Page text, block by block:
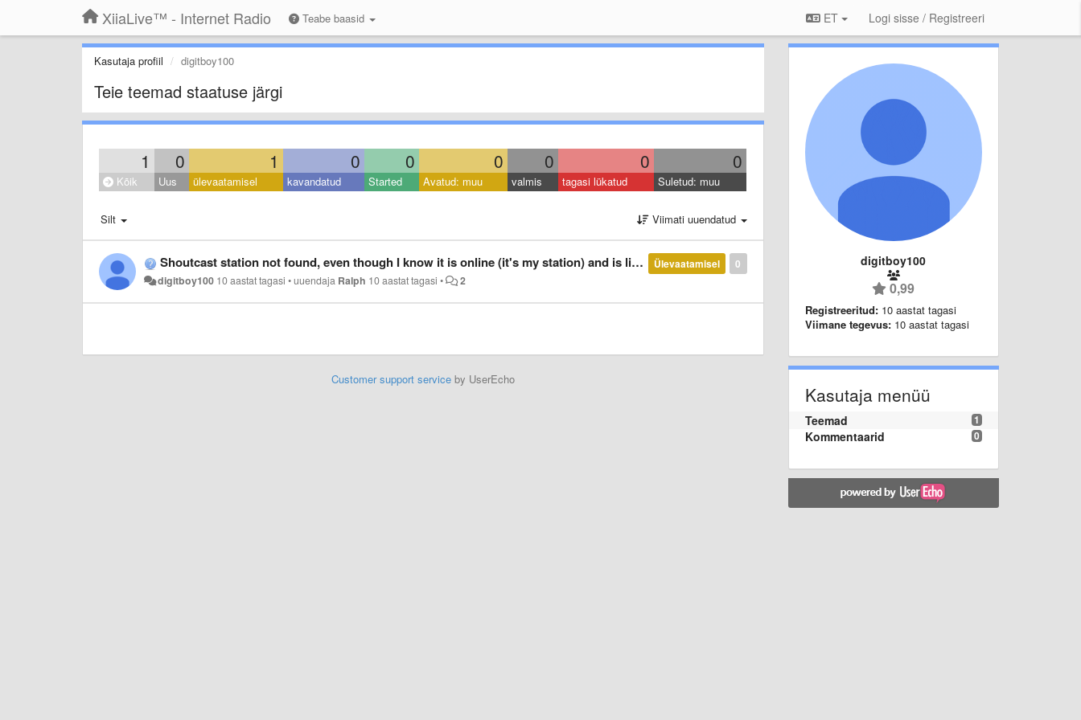
XiiaLive™ - Internet Radio Teabe baasid ET Logi sisse / Registreeri
Kasutaja profiil digitboy100
Teie teemad staatuse järgi
1 0 1 0 0 0 0 0 0
Kõik Uus ülevaatamisel kavandatud Started Avatud: muu valmis tagasi lükatud Suletud: muu
Silt Viimati uuendatud
0
Ülevaatamisel
Shoutcast station not found, even though I know it is online (it's my station) and is listed in the search on shoutcast.com
digitboy100 10 aastat tagasi •uuendaja Ralph 10 aastat tagasi • 2
Customer support serviceby UserEcho
digitboy100
0,99
Registreeritud: 10 aastat tagasi
Viimane tegevus: 10 aastat tagasi
Kasutaja menüü
1
Teemad
0
Kommentaarid